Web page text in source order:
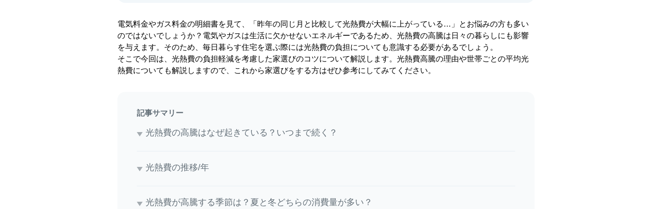
電気料金やガス料金の明細書を見て、「昨年の同じ月と比較して光熱費が大幅に上がっている…」とお悩みの方も多い
のではないでしょうか？電気やガスは生活に欠かせないエネルギーであるため、光熱費の高騰は日々の暮らしにも影響
を与えます。そのため、毎日暮らす住宅を選ぶ際には光熱費の負担についても意識する必要があるでしょう。
そこで今回は、光熱費の負担軽減を考慮した家選びのコツについて解説します。光熱費高騰の理由や世帯ごとの平均光
熱費についても解説しますので、これから家選びをする方はぜひ参考にしてみてください。
記事サマリー
光熱費の高騰はなぜ起きている？いつまで続く？
光熱費の推移/年
光熱費が高騰する季節は？夏と冬どちらの消費量が多い？